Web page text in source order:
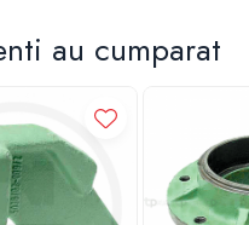
au cumparat